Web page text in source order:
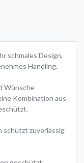
schmales Design,
Handling.
Wünsche
Kombination aus
schützt zuverlässig